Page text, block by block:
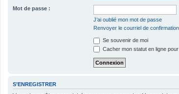
Mot de passe :
J’ai oublié mon mot de passe
Renvoyer le courriel de confirmation
Se souvenir de moi
Cacher mon statut en ligne
S’ENREGISTRER